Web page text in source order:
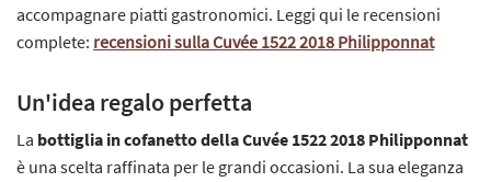
accompagnare piatti gastronomici. Leggi qui le recensioni
complete: recensioni sulla Cuvée 1522 2018 Philipponnat
Un'idea regalo perfetta
La bottiglia in cofanetto della Cuvée 1522 2018 Philipponnat
è una scelta raffinata per le grandi occasioni. La sua eleganza